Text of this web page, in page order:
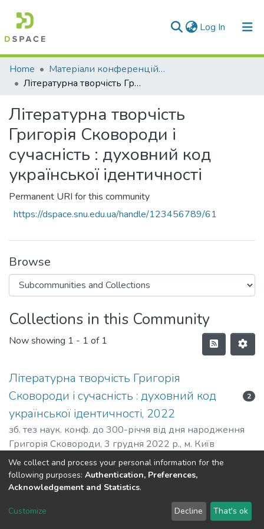
Log In (current)
Communities & Collections
All of DSpace
Statistics
Home
Матеріали конференцій та семінарів
Літературна творчість Григорія Сковороди і сучасність : духовний код української ідентичності
Літературна творчість
Григорія Сковороди і
сучасність : духовний код
української ідентичності
Permanent URI for this community
https://dspace.snu.edu.ua/handle/123456789/61
Browse
Collections in this Community
Now showing 1 - 1 of 1
Літературна творчість Григорія
Сковороди і сучасність : духовний код
української ідентичності, 2022
2
зб. тез наук. конф. до 300-річчя від дня народження
Григорія Сковороди, 3 грудня 2022 р., м. Київ
Dspace & Volodymyr Dahl East Ukrainian National University
LYRASIS
Send Feedback
We collect and process your personal information for the
following purposes: Authentication, Preferences,
Acknowledgement and Statistics.
Customize Decline That's ok